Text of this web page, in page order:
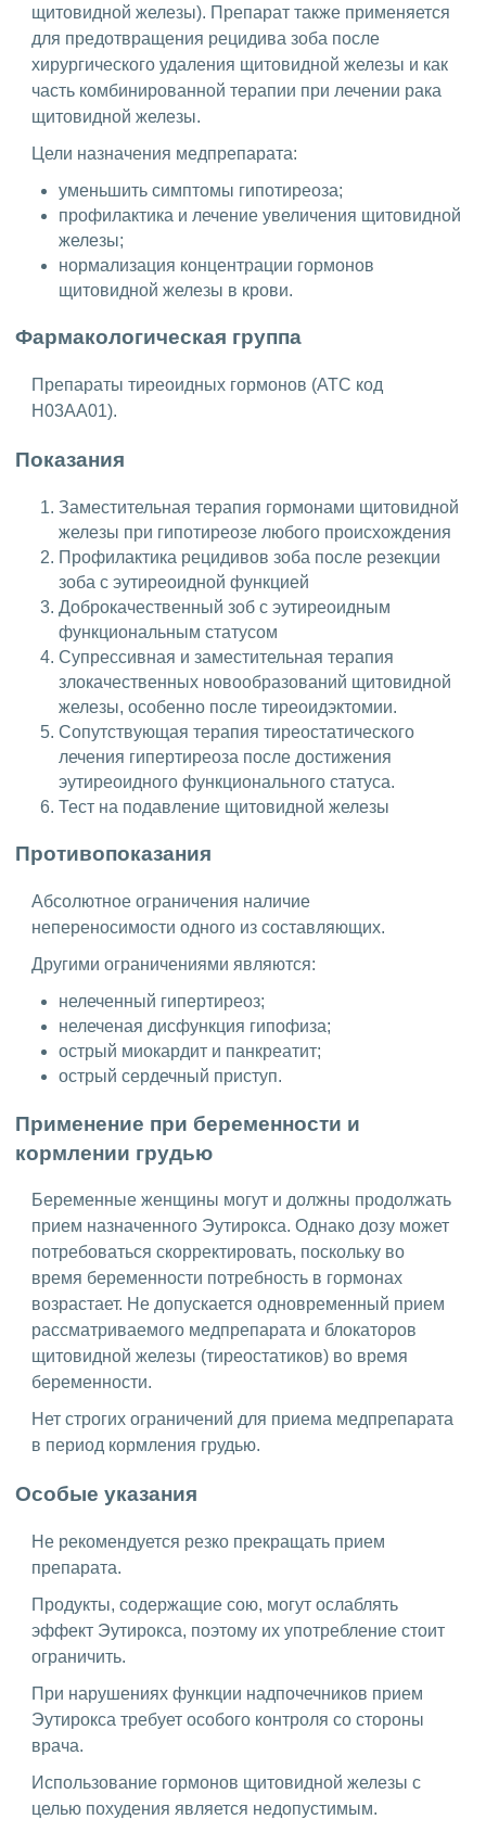
щитовидной железы). Препарат также применяется
для предотвращения рецидива зоба после
хирургического удаления щитовидной железы и как
часть комбинированной терапии при лечении рака
щитовидной железы.
Цели назначения медпрепарата:
уменьшить симптомы гипотиреоза;
профилактика и лечение увеличения щитовидной
железы;
нормализация концентрации гормонов
щитовидной железы в крови.
Фармакологическая группа
Препараты тиреоидных гормонов (ATC код
H03AA01).
Показания
Заместительная терапия гормонами щитовидной
железы при гипотиреозе любого происхождения
Профилактика рецидивов зоба после резекции
зоба с эутиреоидной функцией
Доброкачественный зоб с эутиреоидным
функциональным статусом
Супрессивная и заместительная терапия
злокачественных новообразований щитовидной
железы, особенно после тиреоидэктомии.
Сопутствующая терапия тиреостатического
лечения гипертиреоза после достижения
эутиреоидного функционального статуса.
Тест на подавление щитовидной железы
Противопоказания
Абсолютное ограничения наличие
непереносимости одного из составляющих.
Другими ограничениями являются:
нелеченный гипертиреоз;
нелеченая дисфункция гипофиза;
острый миокардит и панкреатит;
острый сердечный приступ.
Применение при беременности и
кормлении грудью
Беременные женщины могут и должны продолжать
прием назначенного Эутирокса. Однако дозу может
потребоваться скорректировать, поскольку во
время беременности потребность в гормонах
возрастает. Не допускается одновременный прием
рассматриваемого медпрепарата и блокаторов
щитовидной железы (тиреостатиков) во время
беременности.
Нет строгих ограничений для приема медпрепарата
в период кормления грудью.
Особые указания
Не рекомендуется резко прекращать прием
препарата.
Продукты, содержащие сою, могут ослаблять
эффект Эутирокса, поэтому их употребление стоит
ограничить.
При нарушениях функции надпочечников прием
Эутирокса требует особого контроля со стороны
врача.
Использование гормонов щитовидной железы с
целью похудения является недопустимым.